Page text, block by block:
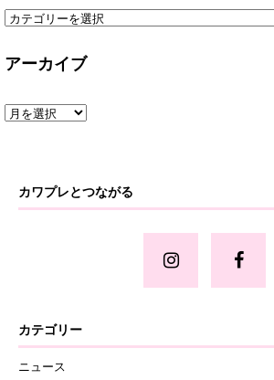
アーカイブ
カワプレとつながる
カテゴリー
ニュース